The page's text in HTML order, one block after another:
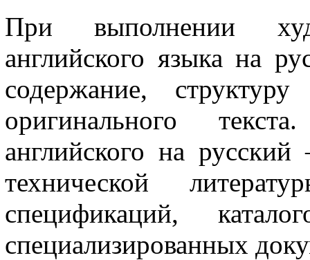
При выполнении
английского языка на
содержание,
оригинального
английского на
технической
спецификаций,
специализированных